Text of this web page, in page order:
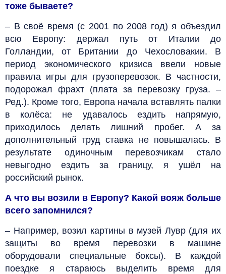
тоже бываете?
– В своё время (с 2001 по 2008 год) я объездил
всю Европу: держал путь от Италии до
Голландии, от Британии до Чехословакии. В
период экономического кризиса ввели новые
правила игры для грузоперевозок. В частности,
подорожал фрахт (плата за перевозку груза. –
Ред.). Кроме того, Европа начала вставлять палки
в колёса: не удавалось ездить напрямую,
приходилось делать лишний пробег. А за
дополнительный труд ставка не повышалась. В
результате одиночным перевозчикам стало
невыгодно ездить за границу, я ушёл на
российский рынок.
А что вы возили в Европу? Какой вояж больше
всего запомнился?
– Например, возил картины в музей Лувр (для их
защиты во время перевозки в машине
оборудовали специальные боксы). В каждой
поездке я стараюсь выделить время для